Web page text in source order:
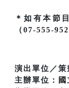
＊如有本節
（07-555-
演出單位／策
主辦單位：